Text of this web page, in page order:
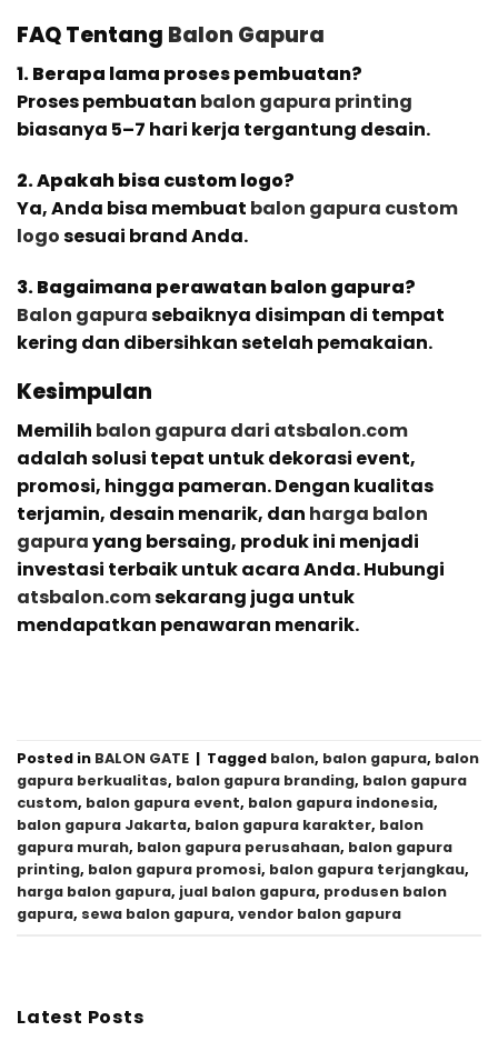
FAQ Tentang Balon Gapura
1. Berapa lama proses pembuatan?
Proses pembuatan balon gapura printing
biasanya 5–7 hari kerja tergantung desain.
2. Apakah bisa custom logo?
Ya, Anda bisa membuat balon gapura custom
logosesuai brand Anda.
3. Bagaimana perawatan balon gapura?
Balon gapurasebaiknya disimpan di tempat
kering dan dibersihkan setelah pemakaian.
Kesimpulan
Memilih balon gapura dari atsbalon.com
adalah solusi tepat untuk dekorasi event,
promosi, hingga pameran. Dengan kualitas
terjamin, desain menarik, dan harga balon
gapurayang bersaing, produk ini menjadi
investasi terbaik untuk acara Anda. Hubungi
atsbalon.comsekarang juga untuk
mendapatkan penawaran menarik.
Posted in BALON GATE | Tagged balon, balon gapura, balon
gapura berkualitas, balon gapura branding, balon gapura
custom, balon gapura event, balon gapura indonesia,
balon gapura Jakarta, balon gapura karakter, balon
gapura murah, balon gapura perusahaan, balon gapura
printing, balon gapura promosi, balon gapura terjangkau,
harga balon gapura, jual balon gapura, produsen balon
gapura, sewa balon gapura, vendor balon gapura
Latest Posts